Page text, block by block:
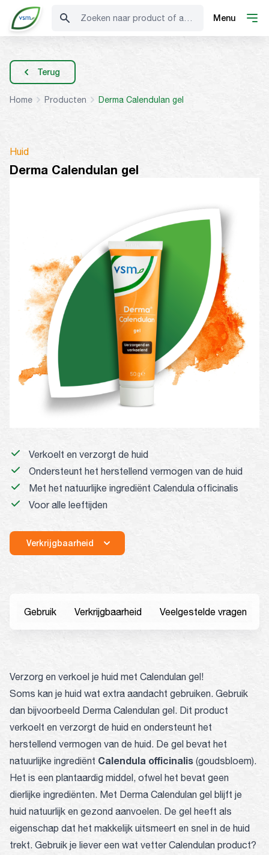
Zoeken naar product of advies Menu
Terug
Home Producten Derma Calendulan gel
Huid
Derma Calendulan gel
Verkoelt en verzorgt de huid
Ondersteunt het herstellend vermogen van de huid
Met het natuurlijke ingrediënt Calendula officinalis
Voor alle leeftijden
Verkrijgbaarheid
Gebruik Verkrijgbaarheid Veelgestelde vragen
Verzorg en verkoel je huid met Calendulan gel!
Soms kan je huid wat extra aandacht gebruiken. Gebruik
dan bijvoorbeeld Derma Calendulan gel. Dit product
verkoelt en verzorgt de huid en ondersteunt het
herstellend vermogen van de huid. De gel bevat het
natuurlijke ingrediënt Calendula officinalis (goudsbloem).
Het is een plantaardig middel, ofwel het bevat geen
dierlijke ingrediënten. Met Derma Calendulan gel blijft je
huid natuurlijk en gezond aanvoelen. De gel heeft als
eigenschap dat het makkelijk uitsmeert en snel in de huid
trekt. Gebruik je liever een wat vetter Calendulan product?